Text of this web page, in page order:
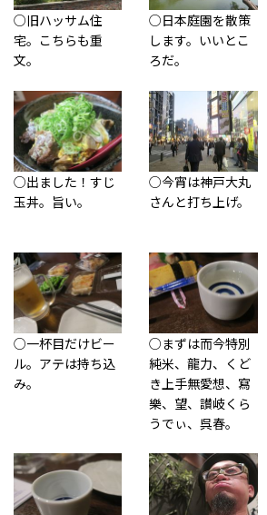
○旧ハッサム住
宅。こちらも重
文。
○日本庭園を散策
します。いいとこ
ろだ。
○出ました！すじ
玉丼。旨い。
○今宵は神戸大丸
さんと打ち上げ。
○一杯目だけビー
ル。アテは持ち込
み。
○まずは而今特別
純米、龍力、くど
き上手無愛想、寫
樂、望、讃岐くら
うでぃ、呉春。